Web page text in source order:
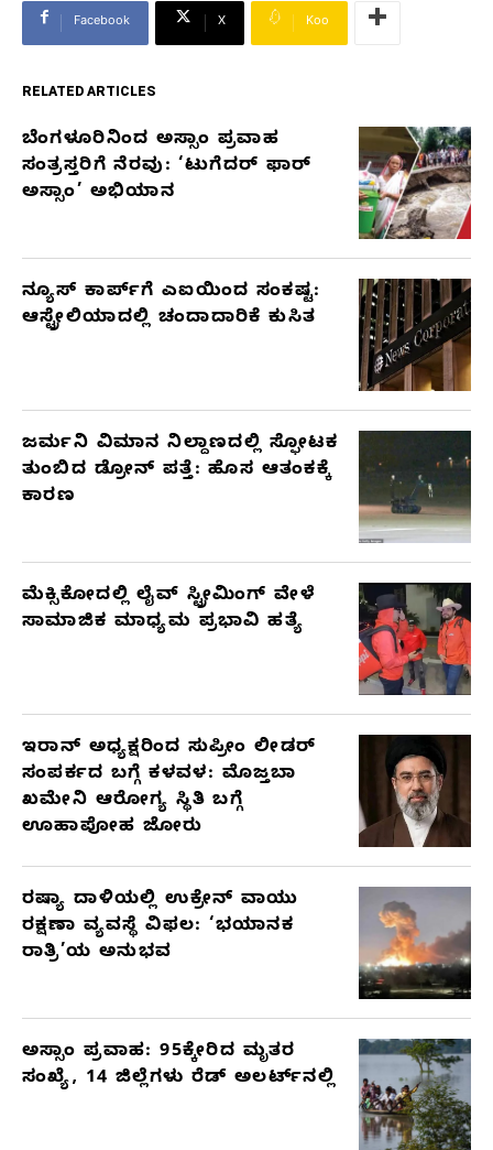
Facebook X Koo
RELATED ARTICLES
RELATED
ARTICLES
ಬೆಂಗಳೂರಿನಿಂದ ಅಸ್ಸಾಂ ಪ್ರವಾಹ
ಸಂತ್ರಸ್ತರಿಗೆ ನೆರವು: ‘ಟುಗೆದರ್ ಫಾರ್
ಅಸ್ಸಾಂ’ ಅಭಿಯಾನ
ನ್ಯೂಸ್ ಕಾರ್ಪ್‌ಗೆ ಎಐಯಿಂದ ಸಂಕಷ್ಟ:
ಆಸ್ಟ್ರೇಲಿಯಾದಲ್ಲಿ ಚಂದಾದಾರಿಕೆ ಕುಸಿತ
ಜರ್ಮನಿ ವಿಮಾನ ನಿಲ್ದಾಣದಲ್ಲಿ ಸ್ಫೋಟಕ
ತುಂಬಿದ ಡ್ರೋನ್ ಪತ್ತೆ: ಹೊಸ ಆತಂಕಕ್ಕೆ
ಕಾರಣ
ಮೆಕ್ಸಿಕೋದಲ್ಲಿ ಲೈವ್ ಸ್ಟ್ರೀಮಿಂಗ್ ವೇಳೆ
ಸಾಮಾಜಿಕ ಮಾಧ್ಯಮ ಪ್ರಭಾವಿ ಹತ್ಯೆ
ಇರಾನ್ ಅಧ್ಯಕ್ಷರಿಂದ ಸುಪ್ರೀಂ ಲೀಡರ್
ಸಂಪರ್ಕದ ಬಗ್ಗೆ ಕಳವಳ: ಮೊಜ್ತಬಾ
ಖಮೇನಿ ಆರೋಗ್ಯ ಸ್ಥಿತಿ ಬಗ್ಗೆ
ಊಹಾಪೋಹ ಜೋರು
ರಷ್ಯಾ ದಾಳಿಯಲ್ಲಿ ಉಕ್ರೇನ್ ವಾಯು
ರಕ್ಷಣಾ ವ್ಯವಸ್ಥೆ ವಿಫಲ: ‘ಭಯಾನಕ
ರಾತ್ರಿ’ಯ ಅನುಭವ
ಅಸ್ಸಾಂ ಪ್ರವಾಹ: 95ಕ್ಕೇರಿದ ಮೃತರ
ಸಂಖ್ಯೆ, 14 ಜಿಲ್ಲೆಗಳು ರೆಡ್ ಅಲರ್ಟ್‌ನಲ್ಲಿ